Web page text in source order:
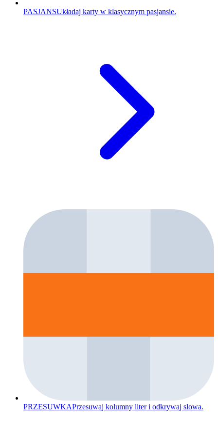
PASJANSUkładaj karty w klasycznym pasjansie.
PRZESUWKAPrzesuwaj kolumny liter i odkrywaj slowa.